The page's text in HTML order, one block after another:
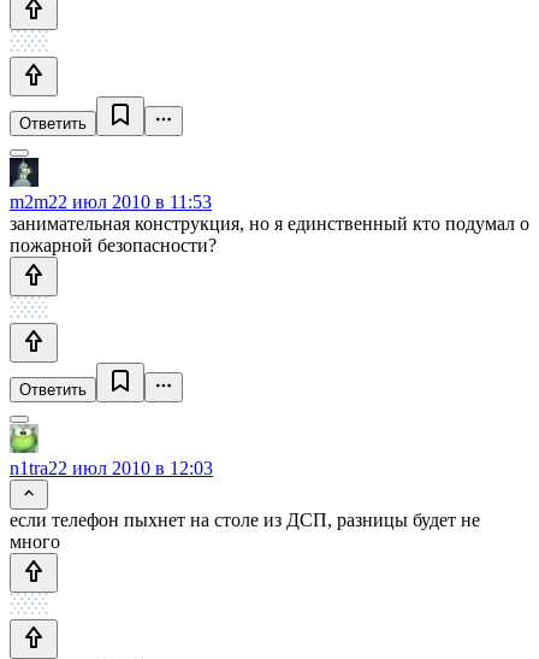
Ответить
m2m22 июл 2010 в 11:53
занимательная конструкция, но я единственный кто подумал о
пожарной безопасности?
Ответить
n1tra22 июл 2010 в 12:03
если телефон пыхнет на столе из ДСП, разницы будет не
много